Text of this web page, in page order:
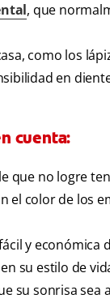
, que
como los
en
cuenta:
que no logre
color de los
y económica
su estilo de
su sonrisa